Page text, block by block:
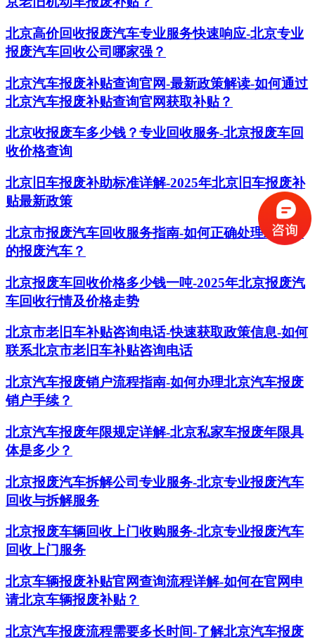
北京高价回收报废汽车专业服务快速响应-北京专业
报废汽车回收公司哪家强？
北京汽车报废补贴查询官网-最新政策解读-如何通过
北京汽车报废补贴查询官网获取补贴？
北京收报废车多少钱？专业回收服务-北京报废车回
收价格查询
北京旧车报废补助标准详解-2025年北京旧车报废补
贴最新政策
北京市报废汽车回收服务指南-如何正确处理北京市
的报废汽车？
北京报废车回收价格多少钱一吨-2025年北京报废汽
车回收行情及价格走势
北京市老旧车补贴咨询电话-快速获取政策信息-如何
联系北京市老旧车补贴咨询电话
北京汽车报废销户流程指南-如何办理北京汽车报废
销户手续？
北京汽车报废年限规定详解-北京私家车报废年限具
体是多少？
北京报废汽车拆解公司专业服务-北京专业报废汽车
回收与拆解服务
北京报废车辆回收上门收购服务-北京专业报废汽车
回收上门服务
北京车辆报废补贴官网查询流程详解-如何在官网申
请北京车辆报废补贴？
北京汽车报废流程需要多长时间-了解北京汽车报废